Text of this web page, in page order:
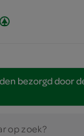
bezorgd door
op zoek?